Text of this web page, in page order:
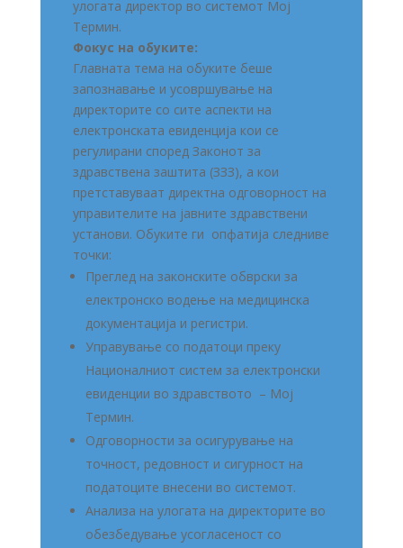
улогата директор во системот Мој
Термин.
Фокус на обуките:
Главната тема на обуките беше
запознавање и усовршување на
директорите со сите аспекти на
електронската евиденција кои се
регулирани според Законот за
здравствена заштита (ЗЗЗ), а кои
претставуваат директна одговорност на
управителите на јавните здравствени
установи. Обуките ги опфатија следниве
точки:
Преглед на законските обврски за
електронско водење на медицинска
документација и регистри.
Управување со податоци преку
Националниот систем за електронски
евиденции во здравството – Мој
Термин.
Одговорности за осигурување на
точност, редовност и сигурност на
податоците внесени во системот.
Анализа на улогата на директорите во
обезбедување усогласеност со